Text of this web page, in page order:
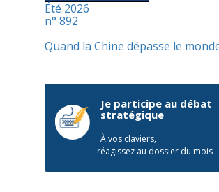
Été 2026
n° 892
Quand la Chine dépasse le
Je participe au débat
stratégique
À vos claviers,
réagissez au dossier du mois